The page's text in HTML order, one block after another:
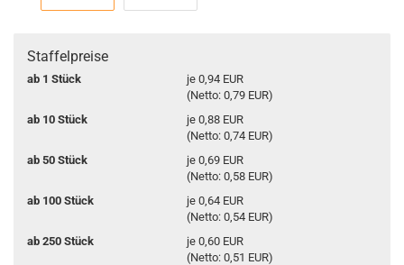
Staffelpreise
ab 1 Stück
je 0,94 EUR
(Netto: 0,79 EUR)
ab 10 Stück
je 0,88 EUR
(Netto: 0,74 EUR)
ab 50 Stück
je 0,69 EUR
(Netto: 0,58 EUR)
ab 100 Stück
je 0,64 EUR
(Netto: 0,54 EUR)
ab 250 Stück
je 0,60 EUR
(Netto: 0,51 EUR)